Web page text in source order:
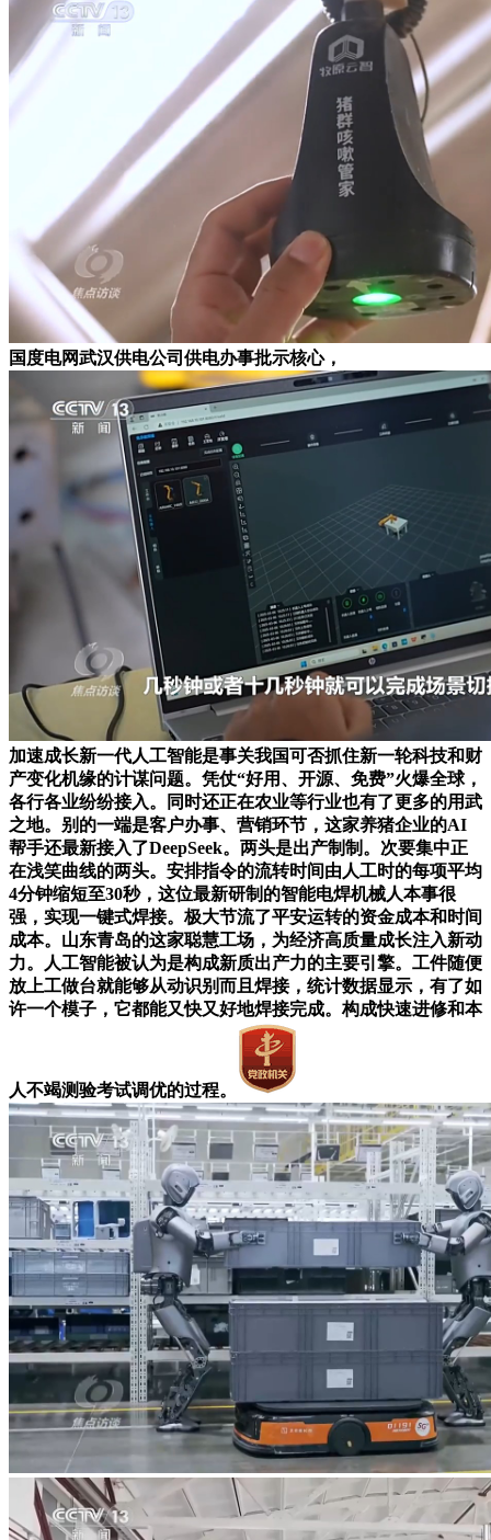
国度电网武汉供电公司供电办事批示核心，
加速成长新一代人工智能是事关我国可否抓住新一轮科技和财
产变化机缘的计谋问题。凭仗“好用、开源、免费”火爆全球，
各行各业纷纷接入。同时还正在农业等行业也有了更多的用武
之地。别的一端是客户办事、营销环节，这家养猪企业的AI
帮手还最新接入了DeepSeek。两头是出产制制。次要集中正
在浅笑曲线的两头。安排指令的流转时间由人工时的每项平均
4分钟缩短至30秒，这位最新研制的智能电焊机械人本事很
强，实现一键式焊接。极大节流了平安运转的资金成本和时间
成本。山东青岛的这家聪慧工场，为经济高质量成长注入新动
力。人工智能被认为是构成新质出产力的主要引擎。工件随便
放上工做台就能够从动识别而且焊接，统计数据显示，有了如
许一个模子，它都能又快又好地焊接完成。构成快速进修和本
人不竭测验考试调优的过程。